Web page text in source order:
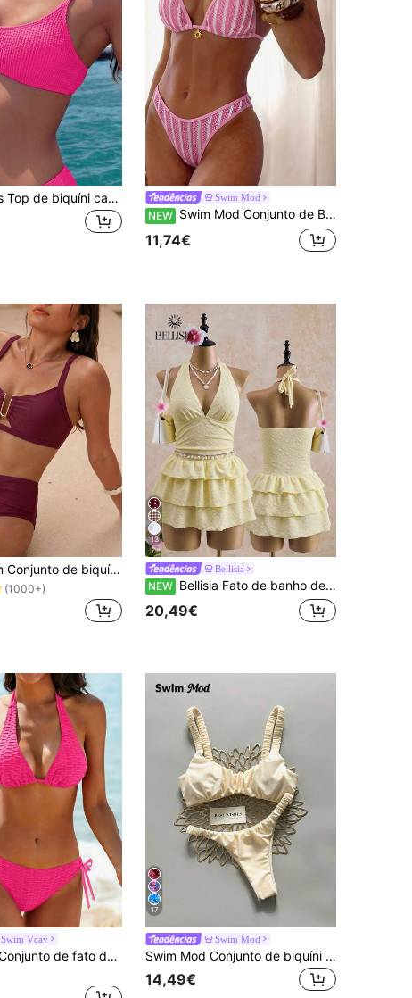
Swim Basics Top de biquíni casual de cor lisa para praia de verão para mulher Swim Mod
NEW Swim Mod Conjunto de Bikini de 2 Peças Swim Basics, Férias de Praia Primavera/Verão, Tecido Texturizado, Acessório Sol Dourado, Top Triangular com Alças ao Pescoço e Calcinha de Corte Alto, Fato de Banho Sexy para Mulher
11,74€
SHEIN Swim Conjunto de biquíni feminino de duas peças, cor bordô, com alças grossas ajustáveis e detalhe dourado em formato de U, coleção primavera/verão 2026.
(1000+)
13
Bellisia
NEW Bellisia Fato de banho de uma peça para mulher, amarelo pálido, texturado, com decote halter, decote em V profundo, push-up, cintura marcada, mini saia com folhos, favorecedor, estilo minimalista sexy, para férias em águas termais
20,49€
Swim Vcay
Swim Vcay Conjunto de fato de banho para mulher em tecido texturado
17
Swim Mod
Swim Mod Conjunto de biquíni feminino sexy, cor sólida, franzido e cavado, para primavera/verão.
14,49€